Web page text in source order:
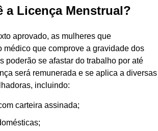
a Licença Menstrual?
aprovado, as mulheres que
médico que comprove a gravidade dos
poderão se afastar do trabalho por até
será remunerada e se aplica a diversas
incluindo:
carteira assinada;